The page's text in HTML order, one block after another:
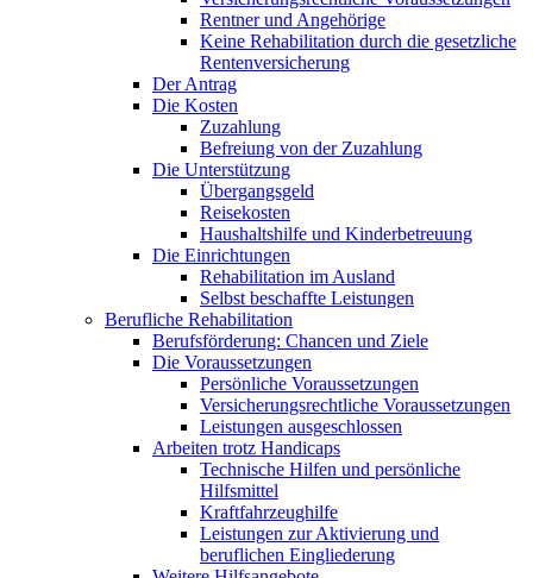
Rentner und Angehörige
Keine Rehabilitation durch die gesetzliche
Rentenversicherung
Der Antrag
Die Kosten
Zuzahlung
Befreiung von der Zuzahlung
Die Unterstützung
Übergangsgeld
Reisekosten
Haushaltshilfe und Kinderbetreuung
Die Einrichtungen
Rehabilitation im Ausland
Selbst beschaffte Leistungen
Berufliche Rehabilitation
Berufsförderung: Chancen und Ziele
Die Voraussetzungen
Persönliche Voraussetzungen
Versicherungsrechtliche Voraussetzungen
Leistungen ausgeschlossen
Arbeiten trotz Handicaps
Technische Hilfen und persönliche
Hilfsmittel
Kraftfahrzeughilfe
Leistungen zur Aktivierung und
beruflichen Eingliederung